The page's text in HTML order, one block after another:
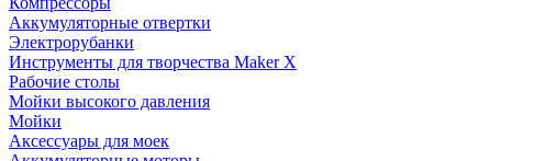
Аккумуляторные отвертки
Электрорубанки
Инструменты для творчества Maker X
Рабочие столы
Мойки высокого давления
Мойки
Аксессуары для моек